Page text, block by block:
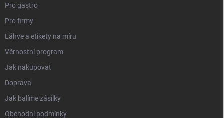
Pro gastro
Pro firmy
Láhve a etikety na míru
Věrnostní program
Jak nakupovat
Doprava
Jak balíme zásilky
Obchodní podmínky